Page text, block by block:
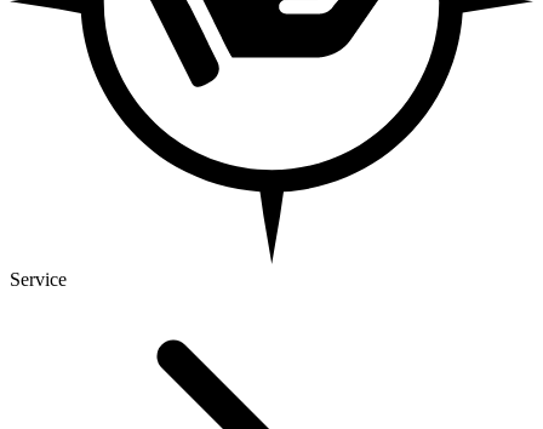
Service